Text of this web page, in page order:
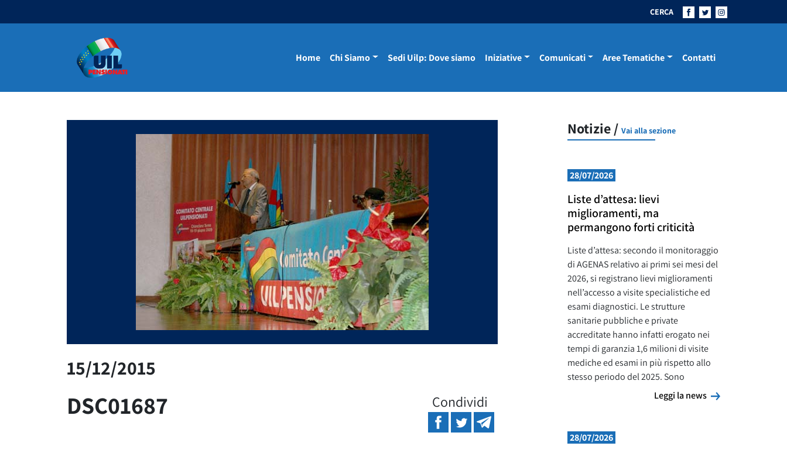
CERCA
Navigazione principale Home Chi Siamo Sedi Uilp: Dove siamo Iniziative Comunicati Aree Tematiche Contatti
15/12/2015
DSC01687 Condividi
Notizie / Vai alla sezione
28/07/2026
Liste d’attesa: lievi
miglioramenti, ma
permangono forti criticità
Liste d’attesa: secondo il monitoraggio
di AGENAS relativo ai primi sei mesi del
2026, si registrano lievi miglioramenti
nell’accesso a visite specialistiche ed
esami diagnostici. Le strutture
sanitarie pubbliche e private
accreditate hanno infatti erogato nei
tempi di garanzia 1,6 milioni di visite
mediche ed esami in più rispetto allo
stesso periodo del 2025. Sono
Leggi la news
Leggi la news
28/07/2026